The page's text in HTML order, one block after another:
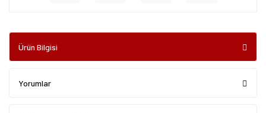
Ürün Bilgisi
Yorumlar